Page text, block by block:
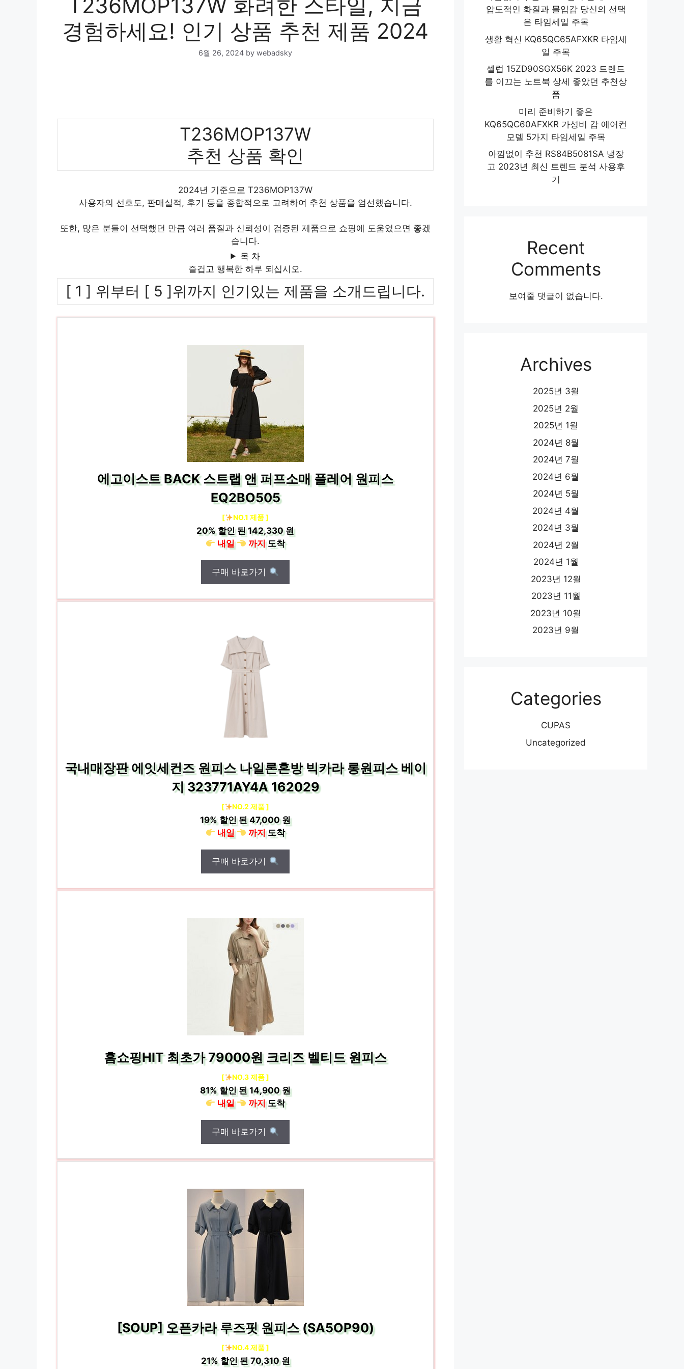
T236MOP137W 화려한 스타일, 지금
경험하세요! 인기 상품 추천 제품 2024
6월 26, 2024 by webadsky
T236MOP137W
추천 상품 확인
2024년 기준으로 T236MOP137W
사용자의 선호도, 판매실적, 후기 등을 종합적으로 고려하여 추천 상품을 엄선했습니다.
또한, 많은 분들이 선택했던 만큼 여러 품질과 신뢰성이 검증된 제품으로 쇼핑에 도움었으면 좋겠
습니다.
목 차
즐겁고 행복한 하루 되십시오.
[ 1 ] 위부터 [ 5 ]위까지 인기있는 제품을 소개드립니다.
에고이스트 BACK 스트랩 앤 퍼프소매 플레어 원피스
EQ2BO505
[ NO.1 제품 ]
20%할인 된142,330 원
내일
까지도착
구매 바로가기
국내매장판 에잇세컨즈 원피스 나일론혼방 빅카라 롱원피스 베이
지 323771AY4A 162029
[ NO.2 제품 ]
19%할인 된47,000 원
내일
까지도착
구매 바로가기
홈쇼핑HIT 최초가 79000원 크리즈 벨티드 원피스
[ NO.3 제품 ]
81%할인 된14,900 원
내일
까지도착
구매 바로가기
[SOUP] 오픈카라 루즈핏 원피스 (SA5OP90)
[ NO.4 제품 ]
21%할인 된70,310 원
압도적인 화질과 몰입감 당신의 선택
은 타임세일 주목
생활 혁신 KQ65QC65AFXKR 타임세
일 주목
셀럽 15ZD90SGX56K 2023 트렌드
를 이끄는 노트북 상세 좋았던 추천상
품
미리 준비하기 좋은
KQ65QC60AFXKR 가성비 갑 에어컨
모델 5가지 타임세일 주목
아낌없이 추천 RS84B5081SA 냉장
고 2023년 최신 트렌드 분석 사용후
기
Recent
Comments
보여줄 댓글이 없습니다.
Archives
2025년 3월
2025년 2월
2025년 1월
2024년 8월
2024년 7월
2024년 6월
2024년 5월
2024년 4월
2024년 3월
2024년 2월
2024년 1월
2023년 12월
2023년 11월
2023년 10월
2023년 9월
Categories
CUPAS
Uncategorized